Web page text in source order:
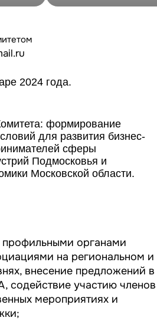
2024 года.
формирование
для развития бизнес-
сферы
Подмосковья и
Московской области.
профильными органами
на региональном и
внесение предложений в
содействие участию членов
мероприятиях и